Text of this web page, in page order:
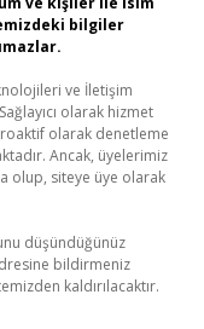
bilgiler
ve İletişim
olarak hizmet
olarak denetleme
Ancak, üyelerimiz
olup, siteye üye olarak
düşündüğünüz
bildirmeniz
kaldırılacaktır.